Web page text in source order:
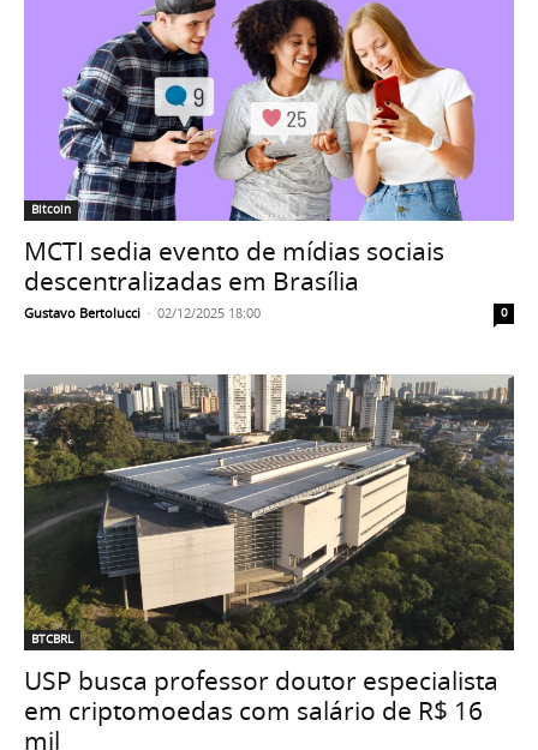
Bitcoin
MCTI sedia evento de mídias sociais
descentralizadas em Brasília
Gustavo Bertolucci - 02/12/2025 18:00 0
BTCBRL
USP busca professor doutor especialista
em criptomoedas com salário de R$ 16
mil